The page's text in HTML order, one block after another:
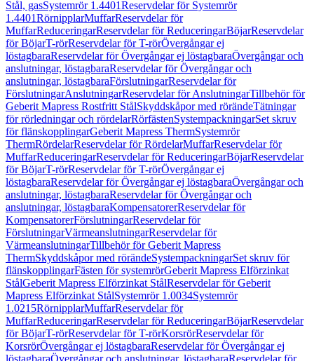
Stål, gasSystemrör 1.4401Reservdelar för Systemrör
1.4401RörnipplarMuffarReservdelar för
MuffarReduceringarReservdelar för ReduceringarBöjarReservdelar
för BöjarT-rörReservdelar för T-rörÖvergångar ej
löstagbaraReservdelar för Övergångar ej löstagbaraÖvergångar och
anslutningar, löstagbaraReservdelar för Övergångar och
anslutningar, löstagbaraFörslutningarReservdelar för
FörslutningarAnslutningarReservdelar för AnslutningarTillbehör för
Geberit Mapress Rostfritt StålSkyddskåpor med rörändeTätningar
för rörledningar och rördelarRörfästenSystempackningarSet skruv
för flänskopplingarGeberit Mapress ThermSystemrör
ThermRördelarReservdelar för RördelarMuffarReservdelar för
MuffarReduceringarReservdelar för ReduceringarBöjarReservdelar
för BöjarT-rörReservdelar för T-rörÖvergångar ej
löstagbaraReservdelar för Övergångar ej löstagbaraÖvergångar och
anslutningar, löstagbaraReservdelar för Övergångar och
anslutningar, löstagbaraKompensatorerReservdelar för
KompensatorerFörslutningarReservdelar för
FörslutningarVärmeanslutningarReservdelar för
VärmeanslutningarTillbehör för Geberit Mapress
ThermSkyddskåpor med rörändeSystempackningarSet skruv för
flänskopplingarFästen för systemrörGeberit Mapress Elförzinkat
StålGeberit Mapress Elförzinkat StålReservdelar för Geberit
Mapress Elförzinkat StålSystemrör 1.0034Systemrör
1.0215RörnipplarMuffarReservdelar för
MuffarReduceringarReservdelar för ReduceringarBöjarReservdelar
för BöjarT-rörReservdelar för T-rörKorsrörReservdelar för
KorsrörÖvergångar ej löstagbaraReservdelar för Övergångar ej
löstagbaraÖvergångar och anslutningar, löstagbaraReservdelar för